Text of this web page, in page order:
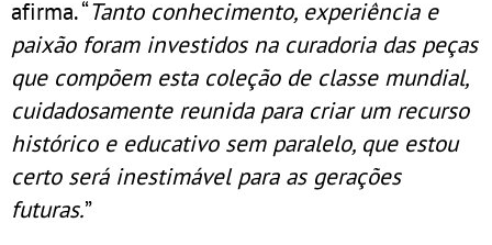
afirma. “Tanto conhecimento, experiência e
paixão foram investidos na curadoria das peças
que compõem esta coleção de classe mundial,
cuidadosamente reunida para criar um recurso
histórico e educativo sem paralelo, que estou
certo será inestimável para as gerações
futuras.”